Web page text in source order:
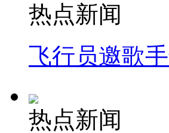
热点新闻
飞行员邀歌
热点新闻